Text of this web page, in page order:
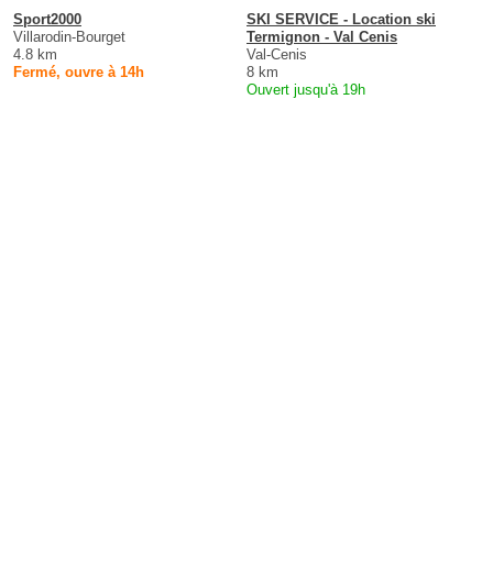
Sport2000
Villarodin-Bourget
4.8 km
Fermé, ouvre à 14h
SKI SERVICE - Location ski
Termignon - Val Cenis
Val-Cenis
8 km
Ouvert jusqu'à 19h